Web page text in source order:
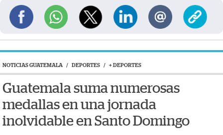
NOTICIAS GUATEMALA / DEPORTES / + DEPORTES
Guatemala suma numerosas
medallas en una jornada
inolvidable en Santo Domingo